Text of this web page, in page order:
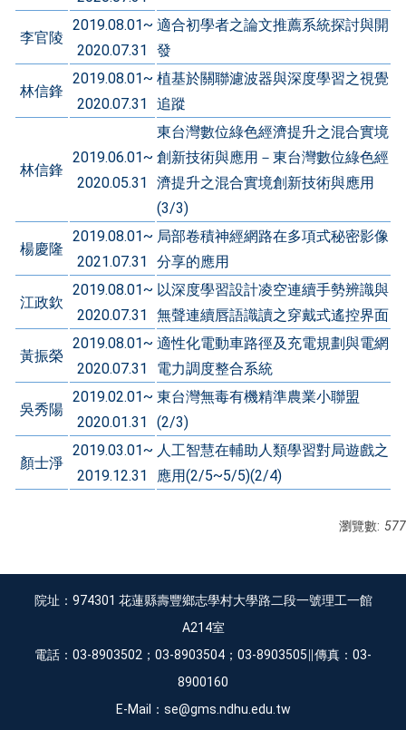
李官陵
2019.08.01~
2020.07.31
適合初學者之論文推薦系統探討與開
發
林信鋒
2019.08.01~
2020.07.31
植基於關聯濾波器與深度學習之視覺
追蹤
林信鋒
2019.06.01~
2020.05.31
東台灣數位綠色經濟提升之混合實境
創新技術與應用－東台灣數位綠色經
濟提升之混合實境創新技術與應用
(3/3)
楊慶隆
2019.08.01~
2021.07.31
局部卷積神經網路在多項式秘密影像
分享的應用
江政欽
2019.08.01~
2020.07.31
以深度學習設計凌空連續手勢辨識與
無聲連續唇語識讀之穿戴式遙控界面
黃振榮
2019.08.01~
2020.07.31
適性化電動車路徑及充電規劃與電網
電力調度整合系統
吳秀陽
2019.02.01~
2020.01.31
東台灣無毒有機精準農業小聯盟
(2/3)
顏士淨
2019.03.01~
2019.12.31
人工智慧在輔助人類學習對局遊戲之
應用(2/5~5/5)(2/4)
瀏覽數: 577
院址：974301 花蓮縣壽豐鄉志學村大學路二段一號理工一館
A214室
電話：03-8903502；03-8903504；03-8903505∥傳真：03-
8900160
E-Mail：se@gms.ndhu.edu.tw